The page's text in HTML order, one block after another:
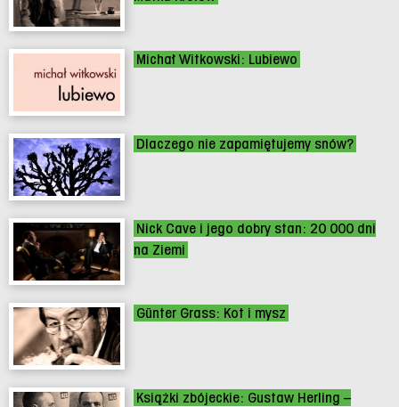
Michał Witkowski: Lubiewo
Dlaczego nie zapamiętujemy snów?
Nick Cave i jego dobry stan: 20 000 dni
na Ziemi
Günter Grass: Kot i mysz
Książki zbójeckie: Gustaw Herling –